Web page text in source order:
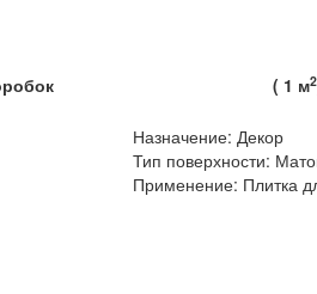
( 1 м2
Назначение: Декор
Тип поверхности:
Применение: Плитка